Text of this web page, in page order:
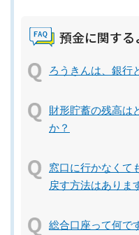
預金に関する
ろうきんは、銀行
財形貯蓄の残高は
か？
窓口に行かなくて
戻す方法はありま
総合口座って何で